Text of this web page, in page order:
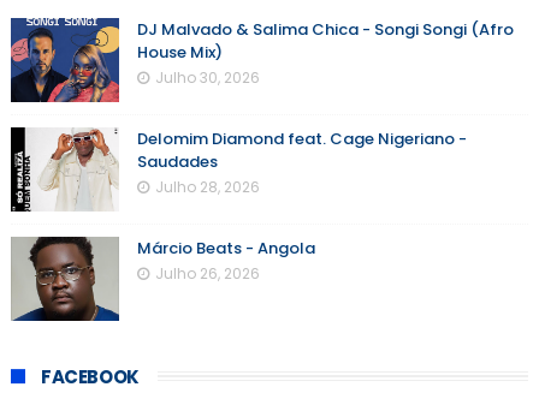
DJ Malvado & Salima Chica - Songi Songi (Afro
House Mix)
Julho 30, 2026
Delomim Diamond feat. Cage Nigeriano -
Saudades
Julho 28, 2026
Márcio Beats - Angola
Julho 26, 2026
FACEBOOK